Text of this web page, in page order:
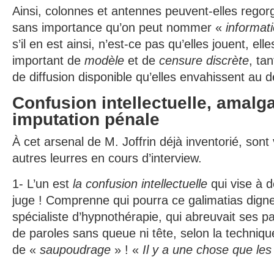
Ainsi, colonnes et antennes peuvent-elles
sans importance qu’on peut nommer «
s’il en est ainsi, n’est-ce pas qu’elles jouent,
important de modèle et de censure discrète,
de diffusion disponible qu’elles envahissent au
Confusion intellectuelle,
imputation pénale
À cet arsenal de M. Joffrin déjà inventorié, sont
autres leurres en cours d’interview.
1- L’un est la confusion intellectuelle qui vise à
juge ! Comprenne qui pourra ce galimatias
spécialiste d’hypnothérapie, qui abreuvait ses
de paroles sans queue ni tête, selon la
de « saupoudrage » ! « Il y a une chose que